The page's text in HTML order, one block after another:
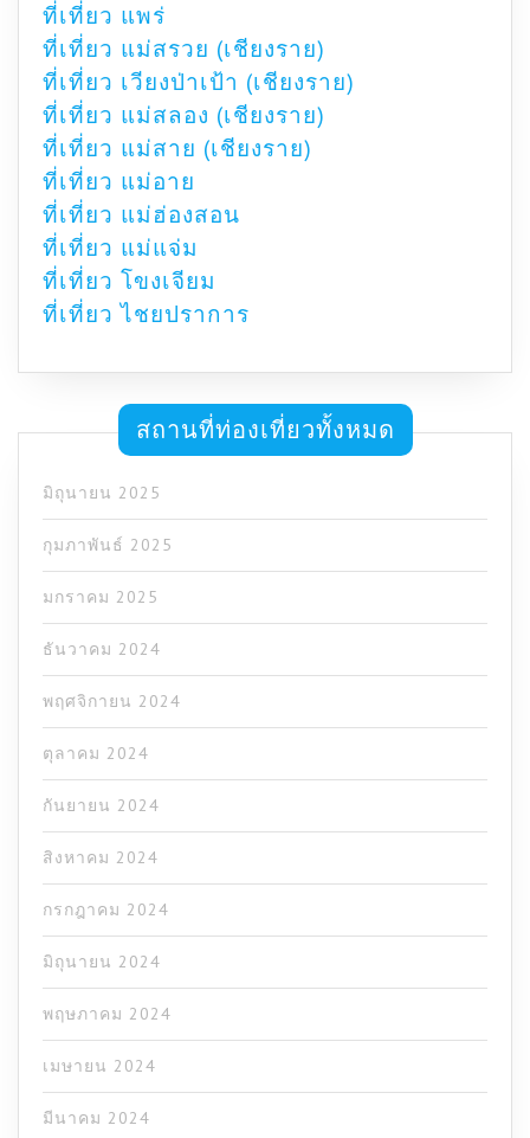
ที่เที่ยว แพร่
ที่เที่ยว แม่สรวย (เชียงราย)
ที่เที่ยว เวียงป่าเป้า (เชียงราย)
ที่เที่ยว แม่สลอง (เชียงราย)
ที่เที่ยว แม่สาย (เชียงราย)
ที่เที่ยว แม่อาย
ที่เที่ยว แม่ฮ่องสอน
ที่เที่ยว แม่แจ่ม
ที่เที่ยว โขงเจียม
ที่เที่ยว ไชยปราการ
สถานที่ท่องเที่ยวทั้งหมด
มิถุนายน 2025
กุมภาพันธ์ 2025
มกราคม 2025
ธันวาคม 2024
พฤศจิกายน 2024
ตุลาคม 2024
กันยายน 2024
สิงหาคม 2024
กรกฎาคม 2024
มิถุนายน 2024
พฤษภาคม 2024
เมษายน 2024
มีนาคม 2024